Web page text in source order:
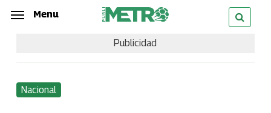
Skip
content
Menu
Publicidad
Nacional
Menu